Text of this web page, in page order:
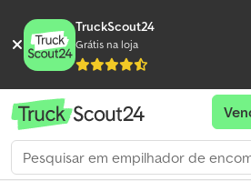
TruckScout24
Grátis na loja